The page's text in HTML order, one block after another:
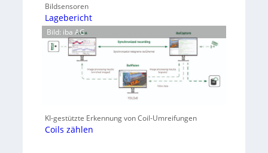
Bildsensoren
Lagebericht
Bild: iba AG
KI-gestützte Erkennung von Coil-Umreifungen
Coils zählen